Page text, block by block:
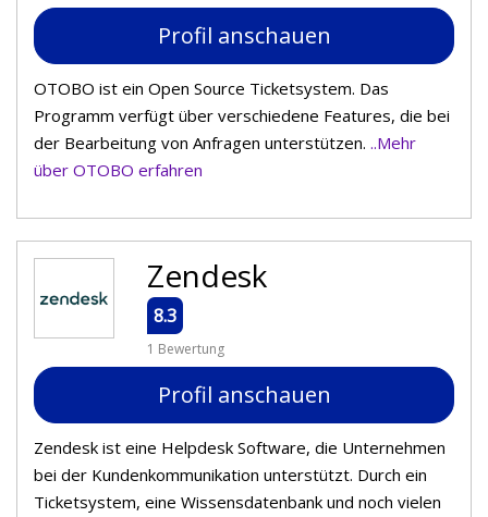
Profil anschauen
OTOBO ist ein Open Source Ticketsystem. Das
Programm verfügt über verschiedene Features, die bei
der Bearbeitung von Anfragen unterstützen. ..Mehr
über OTOBO erfahren
Zendesk
8.3
1 Bewertung
Profil anschauen
Zendesk ist eine Helpdesk Software, die Unternehmen
bei der Kundenkommunikation unterstützt. Durch ein
Ticketsystem, eine Wissensdatenbank und noch vielen